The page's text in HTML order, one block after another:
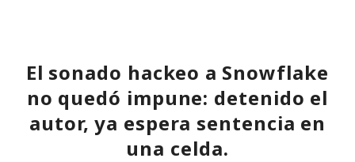
El sonado hackeo a Snowflake
no quedó impune: detenido el
autor, ya espera sentencia en
una celda.